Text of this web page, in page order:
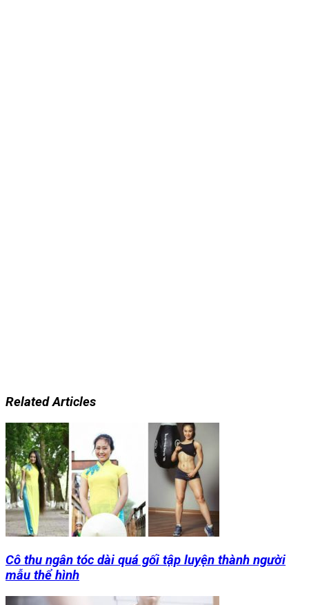
Related Articles
Cô thu ngân tóc dài quá gối tập luyện thành người
mẫu thể hình